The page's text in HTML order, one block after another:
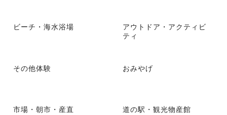
ビーチ・海水浴場
アウトドア・アクティビ
ティ
その他体験 おみやげ
市場・朝市・産直 道の駅・観光物産館